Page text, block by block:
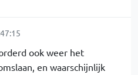
ook weer het
en waarschijnlijk